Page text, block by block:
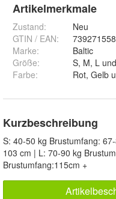
Artikelmerkmale
Zustand:
Neu
GTIN / EAN:
Marke:
Baltic
Größe:
Farbe:
Kurzbeschreibung
S: 40-50 kg Brustumfang:
103 cm | L: 70-90 kg
Brustumfang:115cm +